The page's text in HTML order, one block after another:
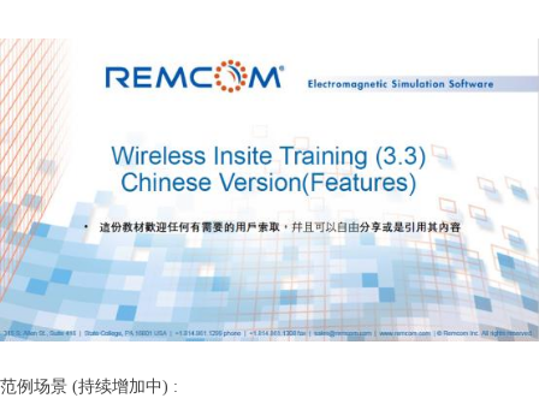
范例场景 (持续增加中) :